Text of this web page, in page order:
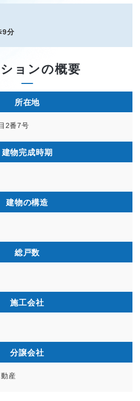
9分
ョンの概要
所在地
2番7号
建物完成時期
建物の構造
総戸数
施工会社
分譲会社
産